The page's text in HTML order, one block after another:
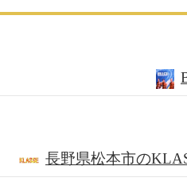
長野県松本市の